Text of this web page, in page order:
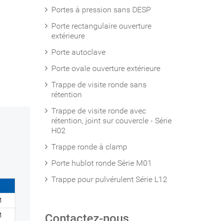
Portes à pression sans DESP
Porte rectangulaire ouverture
extérieure
Porte autoclave
Porte ovale ouverture extérieure
Trappe de visite ronde sans
rétention
Trappe de visite ronde avec
rétention, joint sur couvercle - Série
H02
Trappe ronde à clamp
Porte hublot ronde Série M01
Trappe pour pulvérulent Série L12